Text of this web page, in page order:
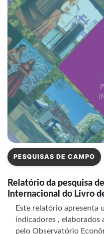
PESQUISAS DE CAMPO
Relatório da pesquisa
Internacional do Livro
Este relatório apresenta
indicadores , elaborados
pelo Observatório